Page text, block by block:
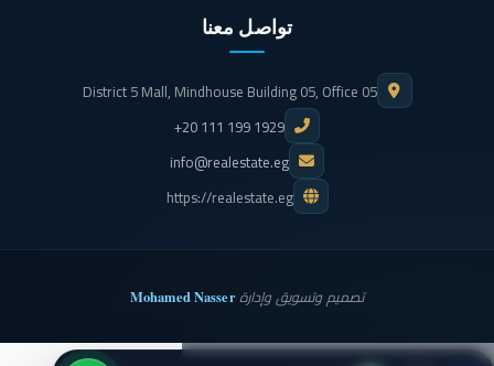
تواصل معنا
District 5 Mall, Mindhouse Building 05, Office 05
+20 111 199 1929
info@realestate.eg
https://realestate.eg
تصميم وتسويق وإدارةMohamed Nasser